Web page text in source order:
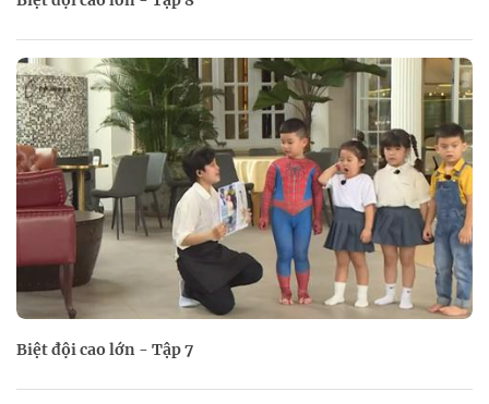
Biệt đội cao lớn - Tập 7